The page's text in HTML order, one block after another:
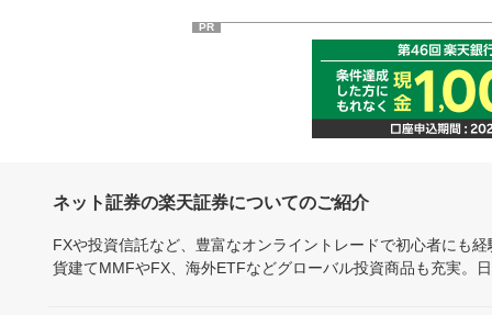
PR
ネット証券の楽天証券についてのご紹介
FXや投資信託など、豊富なオンライントレードで初心者にも
貨建てMMFやFX、海外ETFなどグローバル投資商品も充実。